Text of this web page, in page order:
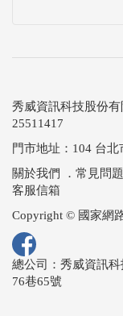
秀威資訊科技股份
25511417
門市地址：104 台
關於我們
． 常見問題
客服信箱
Copyright © 國家網
總公司：秀威資訊
76巷65號